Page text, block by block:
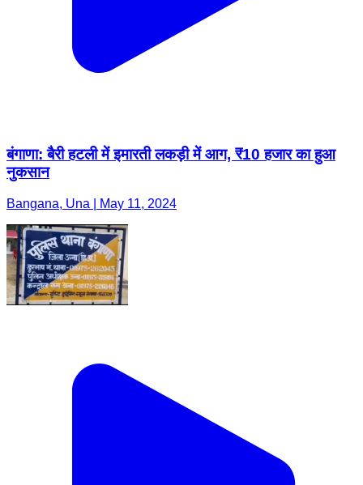
बंगाणा: बैरी हटली में इमारती लकड़ी में आग, ₹10 हजार का हुआ
नुकसान
Bangana, Una | May 11, 2024